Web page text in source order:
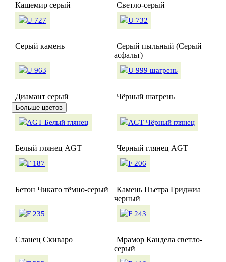
Кашемир серый Светло-серый
Серый камень
Серый пыльный (Серый
асфальт)
Диамант серый Чёрный шагрень
Больше цветов
Белый глянец AGT Черный глянец AGT
Бетон Чикаго тёмно-серый
Камень Пьетра Гриджиа
черный
Сланец Скиваро
Мрамор Кандела светло-
серый